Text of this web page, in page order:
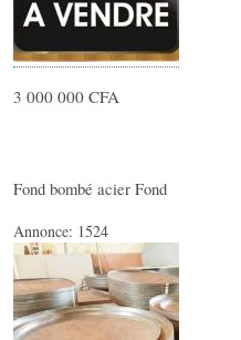
3 000 000 CFA
Fond bombé acier Fond
Annonce: 1524